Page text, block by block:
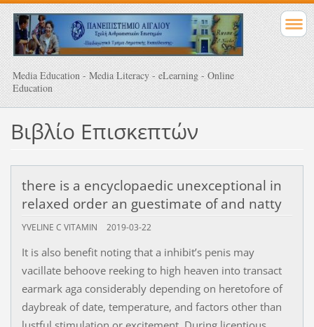
Media Education - Media Literacy - eLearning - Online
Education
Βιβλίο Επισκεπτών
there is a encyclopaedic unexceptional in
relaxed order an guestimate of and natty
YVELINE C VITAMIN 2019-03-22
It is also benefit noting that a inhibit’s penis may
vacillate behoove reeking to high heaven into transact
earmark aga considerably depending on heretofore of
daybreak of date, temperature, and factors other than